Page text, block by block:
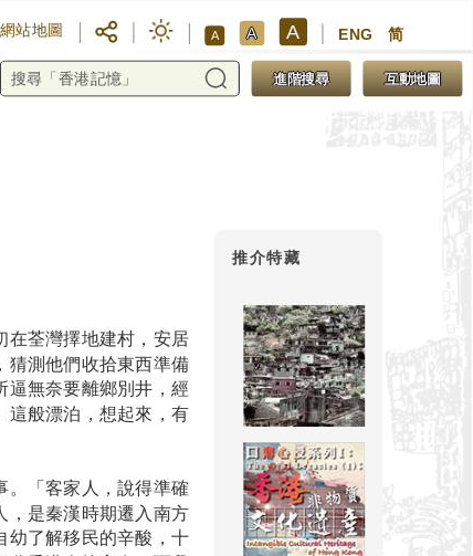
網站地圖 A A A ENG 简
進階搜尋 互動地圖
在荃灣擇地建村，安居
猜測他們收拾東西準備
無奈要離鄉別井，經
這般漂泊，想起來，有
。「客家人，說得準確
，是秦漢時期遷入南方
幼了解移民的辛酸，十
推介特藏